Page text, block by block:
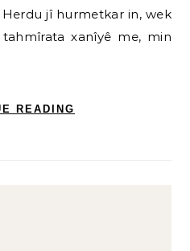
Herdu jî hurmetkar in, wek
xanîyê me, min
READING